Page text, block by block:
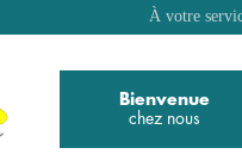
À votre
Bienvenue
chez nous